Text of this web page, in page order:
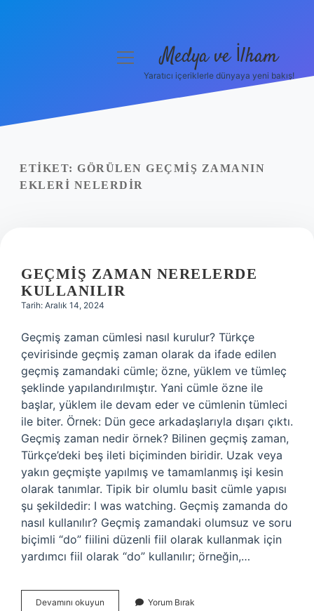
Yasal Uyarı
menüyüMedya ve İlham
Yaratıcı içeriklerle dünyaya yeni bakış!
ETIKET: GÖRÜLEN GEÇMIŞ ZAMANIN
EKLERI NELERDIR
GEÇMIŞ ZAMAN NERELERDE
KULLANILIR
Tarih: Aralık 14, 2024
Geçmiş zaman cümlesi nasıl kurulur? Türkçe
çevirisinde geçmiş zaman olarak da ifade edilen
geçmiş zamandaki cümle; özne, yüklem ve tümleç
şeklinde yapılandırılmıştır. Yani cümle özne ile
başlar, yüklem ile devam eder ve cümlenin tümleci
ile biter. Örnek: Dün gece arkadaşlarıyla dışarı çıktı.
Geçmiş zaman nedir örnek? Bilinen geçmiş zaman,
Türkçe’deki beş ileti biçiminden biridir. Uzak veya
yakın geçmişte yapılmış ve tamamlanmış işi kesin
olarak tanımlar. Tipik bir olumlu basit cümle yapısı
şu şekildedir: I was watching. Geçmiş zamanda do
nasıl kullanılır? Geçmiş zamandaki olumsuz ve soru
biçimli “do” fiilini düzenli fiil olarak kullanmak için
yardımcı fiil olarak “do” kullanılır; örneğin,…
Devamını okuyun Yorum Bırak